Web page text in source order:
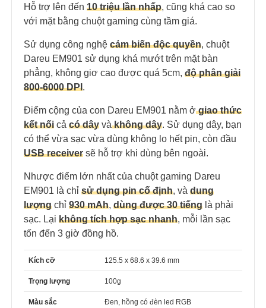
Hỗ trợ lên đến 10 triệu lần nhấp, cũng khá cao so
với mặt bằng chuột gaming cùng tầm giá.
Sử dụng công nghệ cảm biến độc quyền, chuột
Dareu EM901 sử dụng khá mướt trên mặt bàn
phẳng, không giơ cao được quá 5cm, độ phân giải
800-6000 DPI.
Điểm cộng của con Dareu EM901 nằm ởgiao thức
kết nối cả có dây vàkhông dây. Sử dụng dây, bạn
có thể vừa sạc vừa dùng không lo hết pin, còn đầu
USB receiver sẽ hỗ trợ khi dùng bên ngoài.
Nhược điểm lớn nhất của chuột gaming Dareu
EM901 là chỉ sử dụng pin cố định, và dung
lượng chỉ 930 mAh, dùng được 30 tiếng là phải
sạc. Lại không tích hợp sạc nhanh, mỗi lần sạc
tốn đến 3 giờ đồng hồ.
Kích cỡ 125.5 x 68.6 x 39.6 mm
Trọng lượng 100g
Màu sắc Đen, hồng có đèn led RGB